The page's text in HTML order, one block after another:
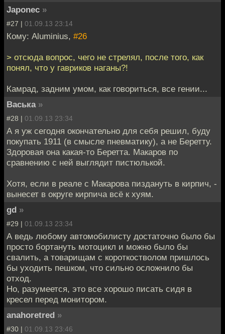
Japonec »
#27 | 01.09.13 23:14
Кому: Aluminius, #26
> отсюда вопрос, чего не стрелял, после того, как
понял, что у гавриков наганы?!
Камрад, задним умом, как говориться, все гении...
Васька »
#28 | 01.09.13 23:34
А я уж сегодня окончательно для себя решил, буду
покупать 1911 (в смысле пневматику), а не Беретту.
Здоровая она какая-то Беретта. Макаров по
сравнению с ней выглядит пистюлькой.
Хотя, если в реале с Макарова пиздануть в кирпич, -
вынесет в округе кирпича всё к хуям.
gd »
#29 | 01.09.13 23:34
А ведь любому автомобилисту достаточно было бы
просто бортануть мотоцикл и можно было бы
свалить, а товарищам с короткостволом пришлось
бы уходить пешком, что сильно осложнило бы
отход.
Но, разумеется, это все хорошо писать сидя в
кресел перед монитором.
anahoretred »
#30 | 01.09.13 23:46